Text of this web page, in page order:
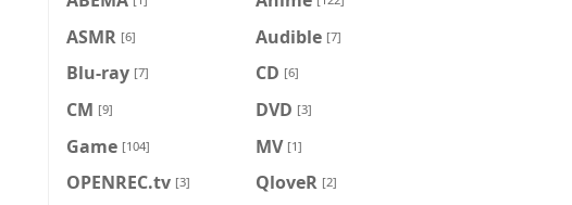
ASMR [6] Audible [7]
Blu-ray [7] CD [6]
CM [9] DVD [3]
Game [104] MV [1]
OPENREC.tv [3] QloveR [2]